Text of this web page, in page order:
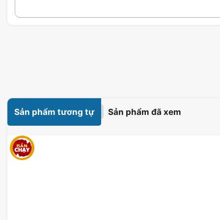
Sản phẩm tương tự Sản phẩm đã xem